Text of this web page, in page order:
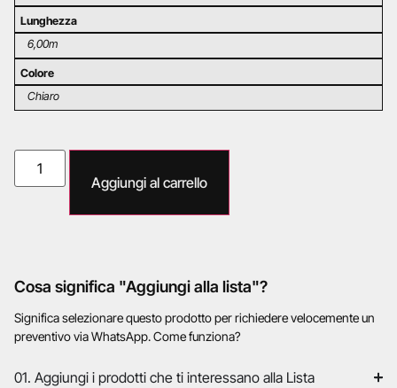
Lunghezza
6,00m
Colore
Chiaro
Aggiungi al carrello
Cosa significa "Aggiungi alla lista"?
Significa selezionare questo prodotto per richiedere velocemente un
preventivo via WhatsApp. Come funziona?
01. Aggiungi i prodotti che ti interessano alla Lista